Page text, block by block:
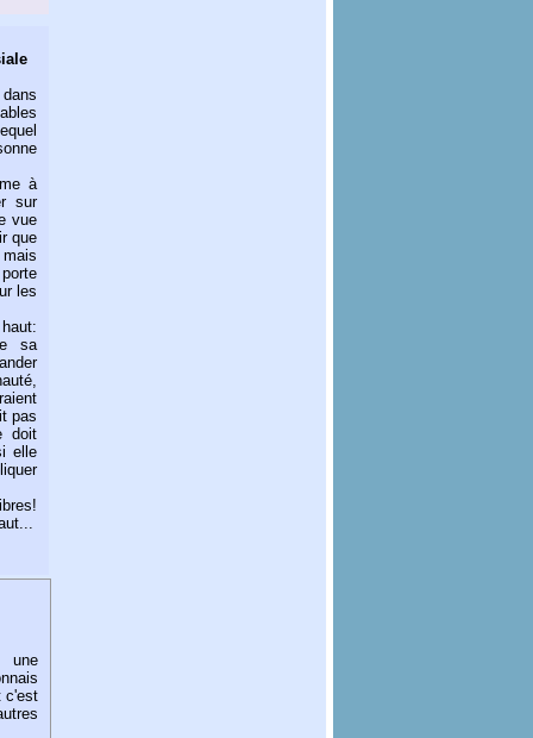
à
sur
vue
que
les
sa
pas
doit
elle
une
c'est